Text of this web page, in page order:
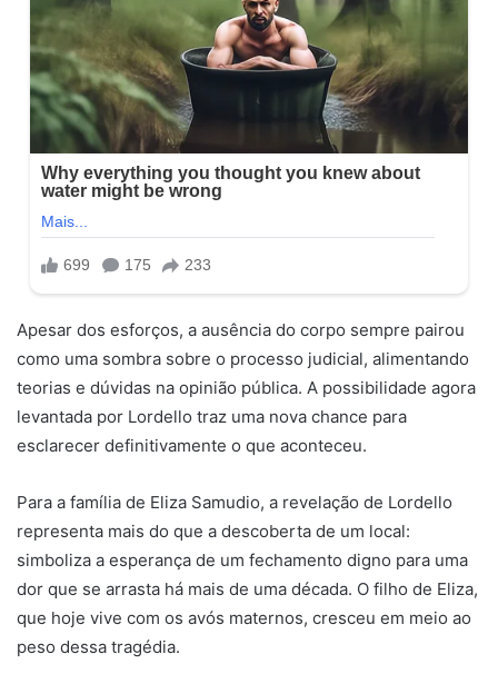
Apesar dos esforços, a ausência do corpo sempre pairou
como uma sombra sobre o processo judicial, alimentando
teorias e dúvidas na opinião pública. A possibilidade agora
levantada por Lordello traz uma nova chance para
esclarecer definitivamente o que aconteceu.
Para a família de Eliza Samudio, a revelação de Lordello
representa mais do que a descoberta de um local:
simboliza a esperança de um fechamento digno para uma
dor que se arrasta há mais de uma década. O filho de Eliza,
que hoje vive com os avós maternos, cresceu em meio ao
peso dessa tragédia.